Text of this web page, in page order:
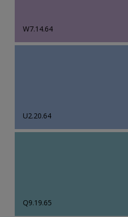
W7.14.64
U2.20.64
Q9.19.65